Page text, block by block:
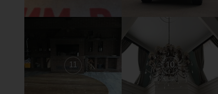
11 10